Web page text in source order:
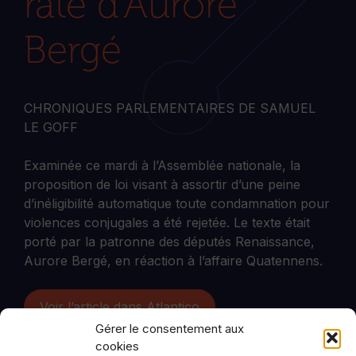
Gérer le consentement aux
cookies
Bergé
CHRONIQUES PARLEMENTAIRES DE SAMUEL
LE GOFF
Examinée ce mardi à l’Assemblée nationale, la
proposition de loi visant à assortir d’une peine
d’inéligibilité automatique toute condamnation pour
violences conjugales a été rejetée. Le texte était
porté par la patronne des députés Renaissance,
Aurore Bergé, en réaction à l’affaire Quatennens.
Voir l’article dans Atlantico